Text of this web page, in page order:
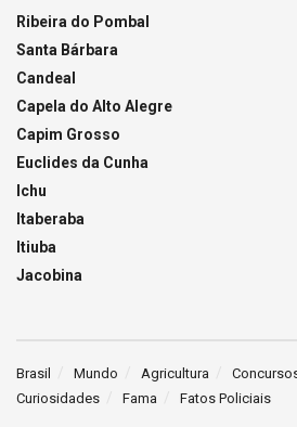
Ribeira do Pombal
Santa Bárbara
Candeal
Capela do Alto Alegre
Capim Grosso
Euclides da Cunha
Ichu
Itaberaba
Itiuba
Jacobina
Brasil Mundo Agricultura
Curiosidades
Fama Fatos Policiais